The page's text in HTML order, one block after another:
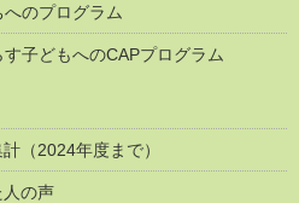
のプログラム
子どもへのCAPプログラム
（2024年度まで）
の声